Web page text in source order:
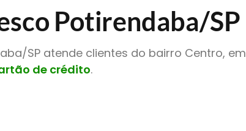
Potirendaba/SP
SP atende clientes do bairro Centro, em
de crédito.